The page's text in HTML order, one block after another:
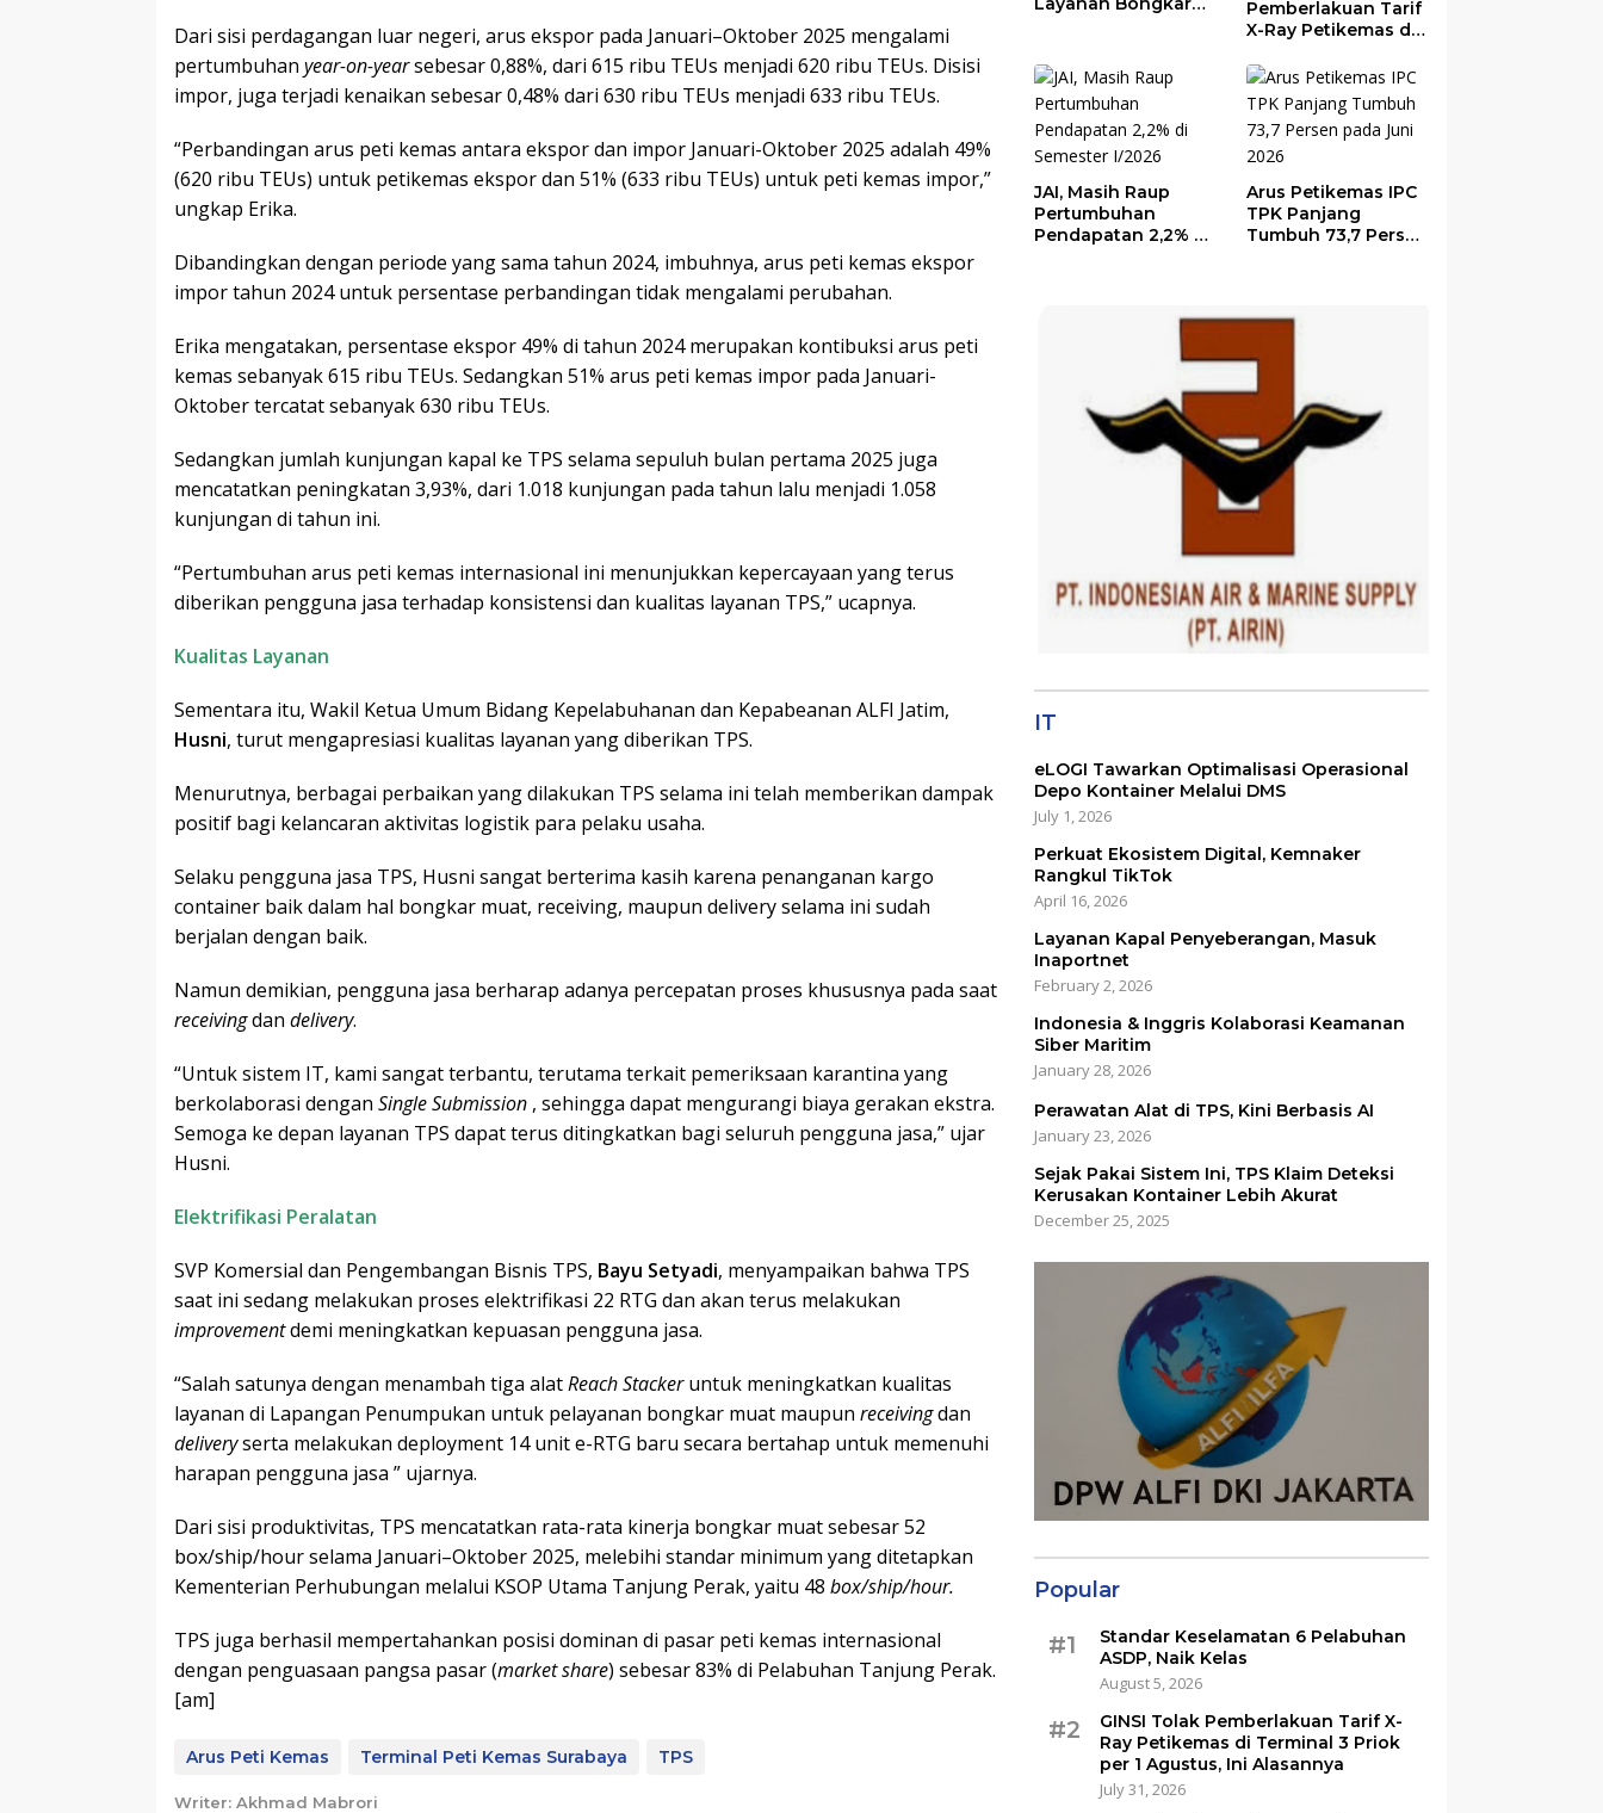
Dari sisi perdagangan luar negeri, arus ekspor pada Januari–Oktober 2025 mengalami
pertumbuhan year-on-yearsebesar 0,88%, dari 615 ribu TEUs menjadi 620 ribu TEUs. Disisi
impor, juga terjadi kenaikan sebesar 0,48% dari 630 ribu TEUs menjadi 633 ribu TEUs.
“Perbandingan arus peti kemas antara ekspor dan impor Januari-Oktober 2025 adalah 49%
(620 ribu TEUs) untuk petikemas ekspor dan 51% (633 ribu TEUs) untuk peti kemas impor,”
ungkap Erika.
Dibandingkan dengan periode yang sama tahun 2024, imbuhnya, arus peti kemas ekspor
impor tahun 2024 untuk persentase perbandingan tidak mengalami perubahan.
Erika mengatakan, persentase ekspor 49% di tahun 2024 merupakan kontibuksi arus peti
kemas sebanyak 615 ribu TEUs. Sedangkan 51% arus peti kemas impor pada Januari-
Oktober tercatat sebanyak 630 ribu TEUs.
Sedangkan jumlah kunjungan kapal ke TPS selama sepuluh bulan pertama 2025 juga
mencatatkan peningkatan 3,93%, dari 1.018 kunjungan pada tahun lalu menjadi 1.058
kunjungan di tahun ini.
“Pertumbuhan arus peti kemas internasional ini menunjukkan kepercayaan yang terus
diberikan pengguna jasa terhadap konsistensi dan kualitas layanan TPS,” ucapnya.
Kualitas Layanan
Sementara itu, Wakil Ketua Umum Bidang Kepelabuhanan dan Kepabeanan ALFI Jatim,
Husni, turut mengapresiasi kualitas layanan yang diberikan TPS.
Menurutnya, berbagai perbaikan yang dilakukan TPS selama ini telah memberikan dampak
positif bagi kelancaran aktivitas logistik para pelaku usaha.
Selaku pengguna jasa TPS, Husni sangat berterima kasih karena penanganan kargo
container baik dalam hal bongkar muat, receiving, maupun delivery selama ini sudah
berjalan dengan baik.
Namun demikian, pengguna jasa berharap adanya percepatan proses khususnya pada saat
receivingdan delivery.
“Untuk sistem IT, kami sangat terbantu, terutama terkait pemeriksaan karantina yang
berkolaborasi dengan Single Submission , sehingga dapat mengurangi biaya gerakan ekstra.
Semoga ke depan layanan TPS dapat terus ditingkatkan bagi seluruh pengguna jasa,” ujar
Husni.
Elektrifikasi Peralatan
SVP Komersial dan Pengembangan Bisnis TPS, Bayu Setyadi, menyampaikan bahwa TPS
saat ini sedang melakukan proses elektrifikasi 22 RTG dan akan terus melakukan
improvementdemi meningkatkan kepuasan pengguna jasa.
“Salah satunya dengan menambah tiga alatReach Stackeruntuk meningkatkan kualitas
layanan di Lapangan Penumpukan untuk pelayanan bongkar muat maupun receivingdan
deliveryserta melakukan deployment 14 unit e-RTG baru secara bertahap untuk memenuhi
harapan pengguna jasa ” ujarnya.
Dari sisi produktivitas, TPS mencatatkan rata-rata kinerja bongkar muat sebesar 52
box/ship/hour selama Januari–Oktober 2025, melebihi standar minimum yang ditetapkan
Kementerian Perhubungan melalui KSOP Utama Tanjung Perak, yaitu 48 box/ship/hour.
TPS juga berhasil mempertahankan posisi dominan di pasar peti kemas internasional
dengan penguasaan pangsa pasar (market share) sebesar 83% di Pelabuhan Tanjung Perak.
[am]
Arus Peti Kemas Terminal Peti Kemas Surabaya TPS
Writer: Akhmad Mabrori
Pemberlakuan Tarif
X-Ray Petikemas di
1 Agustus, Ini
Alasannya
JAI, Masih Raup
Pertumbuhan
Pendapatan 2,2% di
Arus Petikemas IPC
TPK Panjang
Tumbuh 73,7 Persen
IT
eLOGI Tawarkan Optimalisasi Operasional
Depo Kontainer Melalui DMS
July 1, 2026
Perkuat Ekosistem Digital, Kemnaker
Rangkul TikTok
April 16, 2026
Layanan Kapal Penyeberangan, Masuk
Inaportnet
February 2, 2026
Indonesia & Inggris Kolaborasi Keamanan
Siber Maritim
January 28, 2026
Perawatan Alat di TPS, Kini Berbasis AI
January 23, 2026
Sejak Pakai Sistem Ini, TPS Klaim Deteksi
Kerusakan Kontainer Lebih Akurat
December 25, 2025
Popular
#1
Standar Keselamatan 6 Pelabuhan
ASDP, Naik Kelas
August 5, 2026
#2
GINSI Tolak Pemberlakuan Tarif X-
Ray Petikemas di Terminal 3 Priok
per 1 Agustus, Ini Alasannya
July 31, 2026